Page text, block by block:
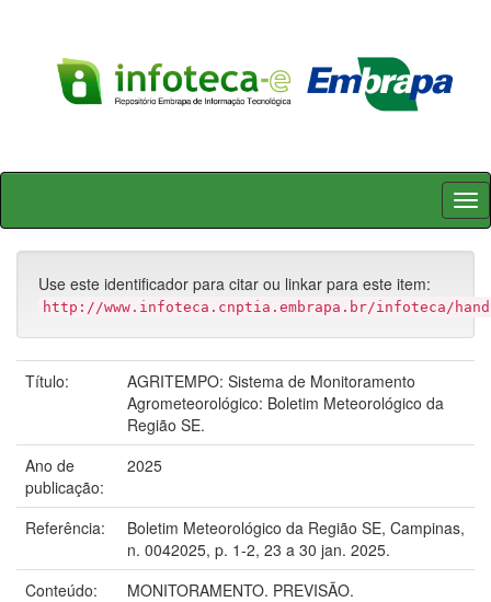
Skip
Use este identificador para citar ou linkar para este item:
http://www.infoteca.cnptia.embrapa.br/infoteca/
Título:
AGRITEMPO: Sistema de Monitoramento
Agrometeorológico: Boletim Meteorológico da
Região SE.
Ano de
publicação:
2025
Referência:
Boletim Meteorológico da Região SE, Campinas,
n. 0042025, p. 1-2, 23 a 30 jan. 2025.
Conteúdo:
MONITORAMENTO. PREVISÃO.